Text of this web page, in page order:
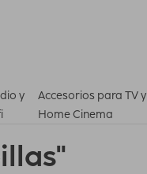
y
Accesorios para TV y
Home Cinema